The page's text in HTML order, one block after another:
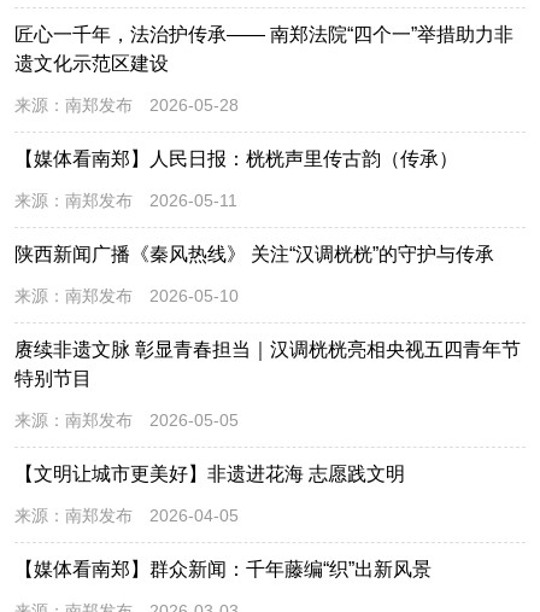
匠心一千年，法治护传承—— 南郑法院“四个一”举措助力非
遗文化示范区建设
来源： 南郑发布 2026-05-28
【媒体看南郑】人民日报：桄桄声里传古韵（传承）
来源： 南郑发布 2026-05-11
陕西新闻广播《秦风热线》 关注“汉调桄桄”的守护与传承
来源： 南郑发布 2026-05-10
赓续非遗文脉 彰显青春担当｜汉调桄桄亮相央视五四青年节
特别节目
来源： 南郑发布 2026-05-05
【文明让城市更美好】非遗进花海 志愿践文明
来源： 南郑发布 2026-04-05
【媒体看南郑】群众新闻：千年藤编“织”出新风景